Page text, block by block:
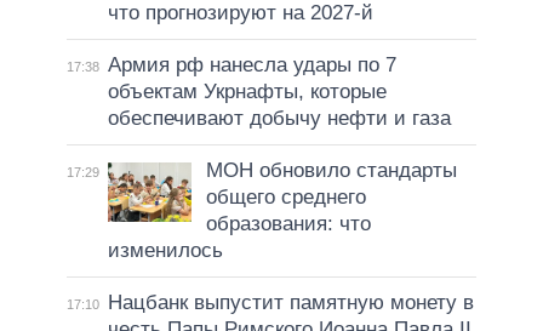
что прогнозируют на 2027-й
17:38 Армия рф нанесла удары по 7
объектам Укрнафты, которые
обеспечивают добычу нефти и газа
17:29
МОН обновило стандарты
общего среднего
образования: что
изменилось
17:10
Нацбанк выпустит памятную монету в